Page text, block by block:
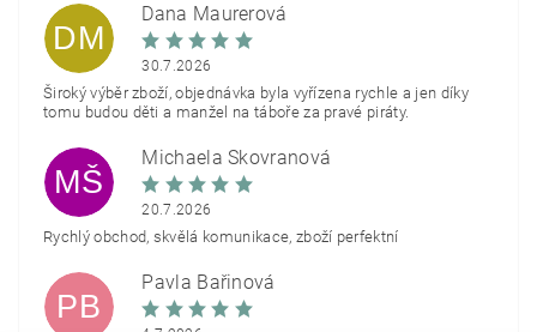
DM
Dana Maurerová
30.7.2026
Široký výběr zboží, objednávka byla vyřízena rychle a jen díky
tomu budou děti a manžel na táboře za pravé piráty.
MŠ
Michaela Škovranová
20.7.2026
Rychlý obchod, skvělá komunikace, zboží perfektní
PB
Pavla Bařinová